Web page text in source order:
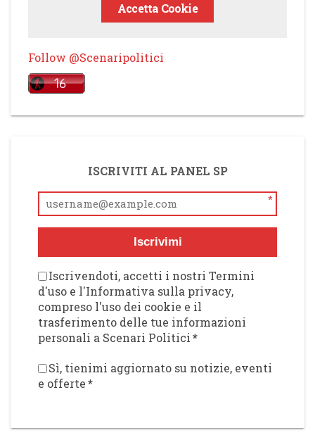
Accetta Cookie
Follow @Scenaripolitici
ISCRIVITI AL PANEL SP
*
Iscrivimi
Iscrivendoti, accetti i nostri Termini
d'uso e l'Informativa sulla privacy,
compreso l'uso dei cookie e il
trasferimento delle tue informazioni
personali a Scenari Politici*
Sì, tienimi aggiornato su notizie, eventi
e offerte*